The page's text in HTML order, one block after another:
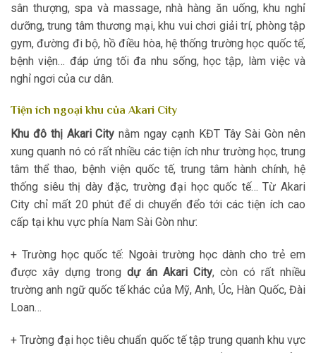
sân thượng, spa và massage, nhà hàng ăn uống, khu nghỉ
dưỡng, trung tâm thương mại, khu vui chơi giải trí, phòng tập
gym, đường đi bộ, hồ điều hòa, hệ thống trường học quốc tế,
bệnh viện… đáp ứng tối đa nhu sống, học tập, làm việc và
nghỉ ngơi của cư dân.
Tiện ích ngoại khu của Akari City
Khu đô thị Akari City nằm ngay cạnh KĐT Tây Sài Gòn nên
xung quanh nó có rất nhiều các tiện ích như trường học, trung
tâm thể thao, bệnh viện quốc tế, trung tâm hành chính, hệ
thống siêu thị dày đặc, trường đại học quốc tế… Từ Akari
City chỉ mất 20 phút để di chuyển đểo tới các tiện ích cao
cấp tại khu vực phía Nam Sài Gòn như:
+ Trường học quốc tế: Ngoài trường học dành cho trẻ em
được xây dựng trong dự án Akari City, còn có rất nhiều
trường anh ngữ quốc tế khác của Mỹ, Anh, Úc, Hàn Quốc, Đài
Loan…
+ Trường đại học tiêu chuẩn quốc tế tập trung quanh khu vực